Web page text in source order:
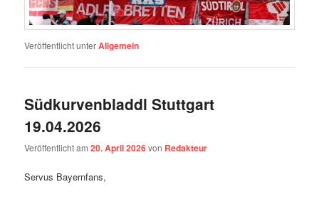
Veröffentlicht unterAllgemein
Südkurvenbladdl Stuttgart
19.04.2026
Veröffentlicht am20. April 2026von Redakteur
Servus Bayernfans,